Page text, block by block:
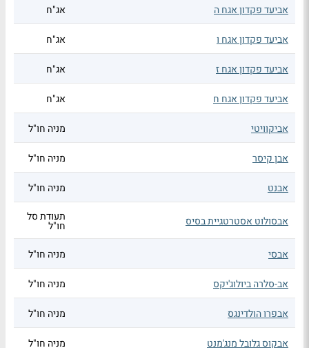
אביעד פקדון אגח ה אג"ח
אביעד פקדון אגח ו אג"ח
אביעד פקדון אגח ז אג"ח
אביעד פקדון אגח ח אג"ח
אביקוויטי מניה חו"ל
אבן קיסר מניה חו"ל
אבנט מניה חו"ל
אבסולוט אסטרטגיית בסיס תעודת סל
חו"ל
אבסי
מניה חו"ל
אב-סלרה ביולוג'יקס מניה חו"ל
אבפרו הולדינגס מניה חו"ל
אבקוס גלובל מנג'מנט מניה חו"ל